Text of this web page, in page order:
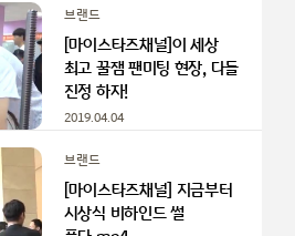
브랜드
[마이스타즈채널]이 세상
최고 꿀잼 팬미팅 현장, 다들
진정 하자!
2019.04.04
브랜드
[마이스타즈채널] 지금부터
시상식 비하인드 썰